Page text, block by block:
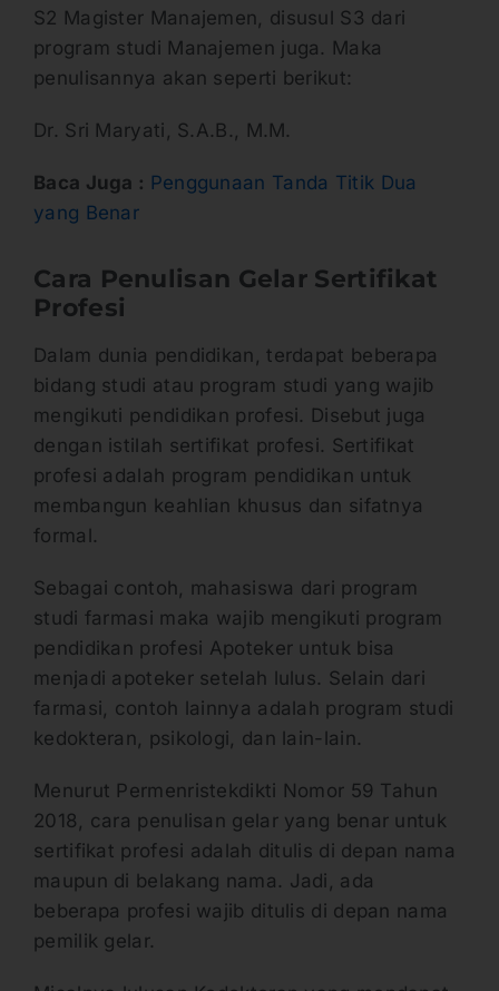
S2 Magister Manajemen, disusul S3 dari
program studi Manajemen juga. Maka
penulisannya akan seperti berikut:
Dr. Sri Maryati, S.A.B., M.M.
Baca Juga : Penggunaan Tanda Titik Dua
yang Benar
Cara Penulisan Gelar Sertifikat
Profesi
Dalam dunia pendidikan, terdapat beberapa
bidang studi atau program studi yang wajib
mengikuti pendidikan profesi. Disebut juga
dengan istilah sertifikat profesi. Sertifikat
profesi adalah program pendidikan untuk
membangun keahlian khusus dan sifatnya
formal.
Sebagai contoh, mahasiswa dari program
studi farmasi maka wajib mengikuti program
pendidikan profesi Apoteker untuk bisa
menjadi apoteker setelah lulus. Selain dari
farmasi, contoh lainnya adalah program studi
kedokteran, psikologi, dan lain-lain.
Menurut Permenristekdikti Nomor 59 Tahun
2018, cara penulisan gelar yang benar untuk
sertifikat profesi adalah ditulis di depan nama
maupun di belakang nama. Jadi, ada
beberapa profesi wajib ditulis di depan nama
pemilik gelar.